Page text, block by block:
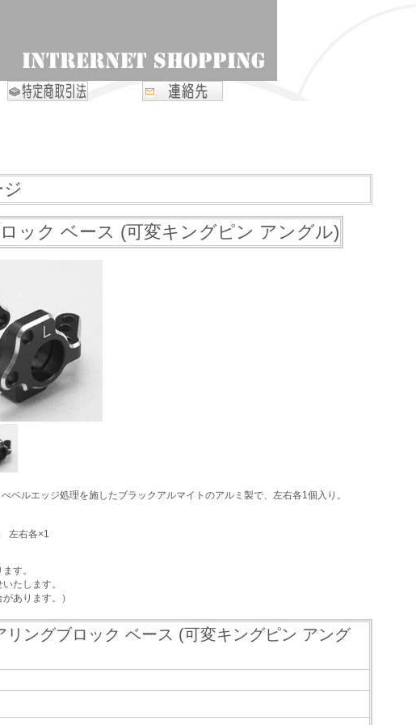
ック ベース (可変キングピン アングル)
ルエッジ処理を施したブラックアルマイトのアルミ製で、左右各1個入り。
左右各×1
す。
たします。
あります。）
ングブロック ベース (可変キングピン アング